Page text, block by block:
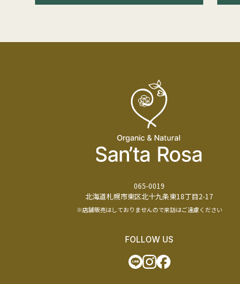
065-0019
北海道札幌市東区北十九条東18丁目2-17
※店舗販売はしておりませんので来訪はご遠慮ください
FOLLOW US